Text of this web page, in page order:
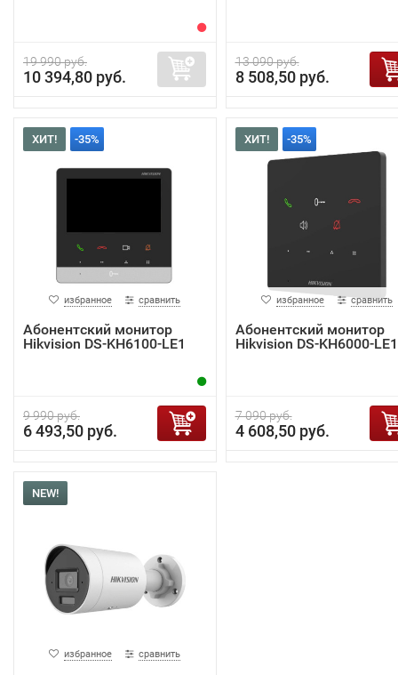
19 990 руб.
10 394,80 руб.
13 090 руб.
8 508,50 руб.
ХИТ! -35%
избранное сравнить
Абонентский монитор
Hikvision DS-KH6100-LE1
9 990 руб.
6 493,50 руб.
ХИТ! -35%
избранное сравнить
Абонентский монитор
Hikvision DS-KH6000-LE1
7 090 руб.
4 608,50 руб.
NEW!
избранное сравнить